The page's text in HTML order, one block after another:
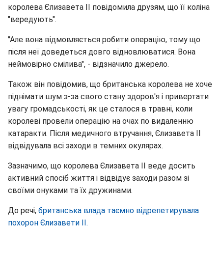
королева Єлизавета II повідомила друзям, що її коліна
"вередують".
"Але вона відмовляється робити операцію, тому що
після неї доведеться довго відновлюватися. Вона
неймовірно смілива", - відзначило джерело.
Також він повідомив, що британська королева не хоче
піднімати шум з-за свого стану здоров'я і привертати
увагу громадськості, як це сталося в травні, коли
королеві провели операцію на очах по видаленню
катаракти. Після медичного втручання, Єлизавета II
відвідувала всі заходи в темних окулярах.
Зазначимо, що королева Єлизавета II веде досить
активний спосіб життя і відвідує заходи разом зі
своїми онуками та їх дружинами.
До речі, британська влада таємно відрепетирувала
похорон Єлизавети II.